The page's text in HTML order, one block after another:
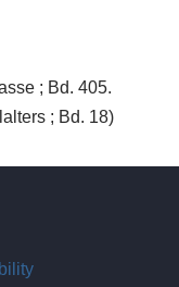
; Bd. 405.
; Bd. 18)